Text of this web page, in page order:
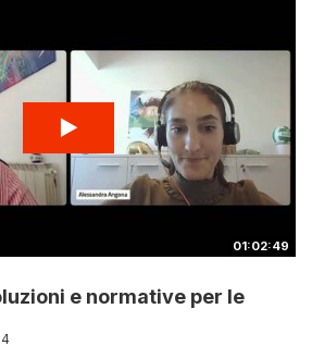
01:02:49
e normative per le